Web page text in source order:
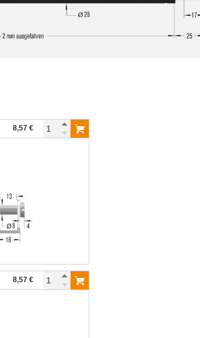
8,57 €
8,57 €